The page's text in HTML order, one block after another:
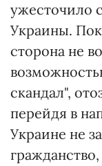
ужесточило
Украины.
сторона не
скандал",
перейдя в
Украине не